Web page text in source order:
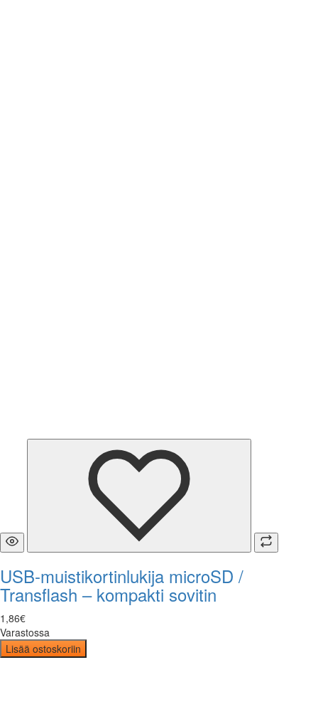
USB-muistikortinlukija microSD /
Transflash – kompakti sovitin
1 ,86€
Varastossa
Lisää ostoskoriin